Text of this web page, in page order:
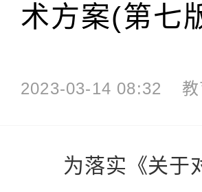
术方案(第七
2023-03-14 08:32
为落实《关于对